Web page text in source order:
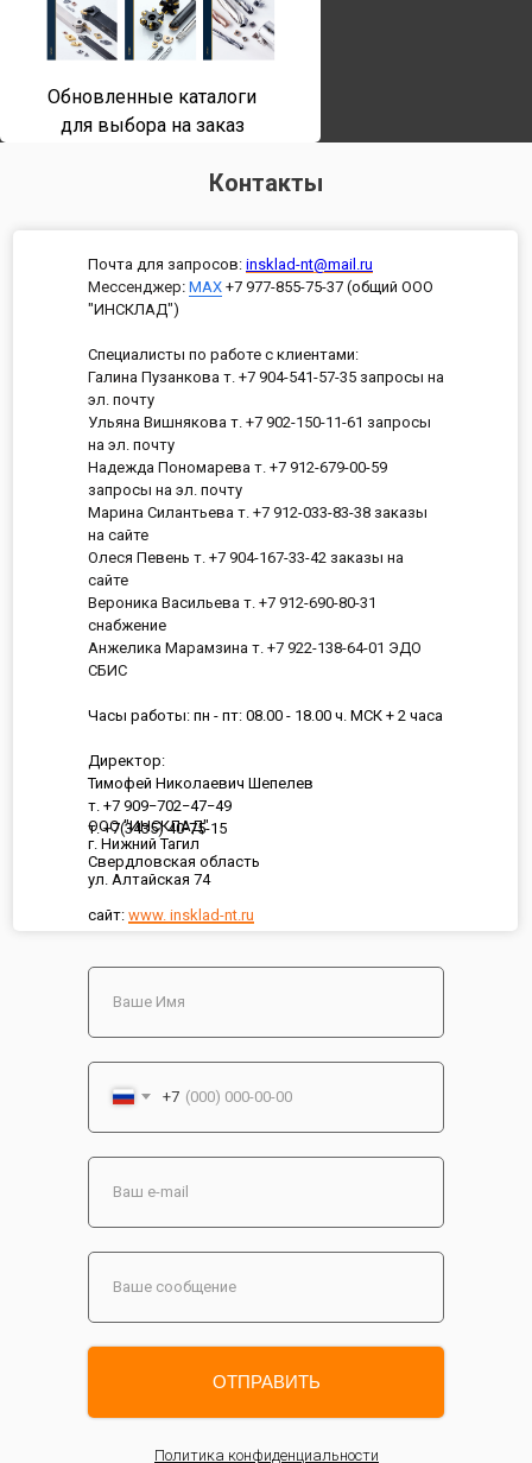
Обновленные каталоги
для выбора на заказ
Контакты
ООО "ИНСКЛАД"
г. Нижний Тагил
Свердловская область
ул. Алтайская 74
сайт: www. insklad-nt.ru
Почта для запросов: insklad-nt@mail.ru
Мессенджер: MAX +7 977-855-75-37 (общий ООО
"ИНСКЛАД")
Специалисты по работе с клиентами:
Галина Пузанкова т. +7 904-541-57-35 запросы на
эл. почту
Ульяна Вишнякова т. +7 902-150-11-61 запросы
на эл. почту
Надежда Пономарева т. +7 912-679-00-59
запросы на эл. почту
Марина Силантьева т. +7 912-033-83-38 заказы
на сайте
Олеся Певень т. +7 904-167-33-42 заказы на
сайте
Вероника Васильева т. +7 912-690-80-31
снабжение
Анжелика Марамзина т. +7 922-138-64-01 ЭДО
СБИС
Часы работы: пн - пт: 08.00 - 18.00 ч. МСК + 2 часа
Директор:
Тимофей Николаевич Шепелев
т. +7 909−702−47−49
т. +7(3435) 40-75-15
+7
ОТПРАВИТЬ
Политика конфиденциальности